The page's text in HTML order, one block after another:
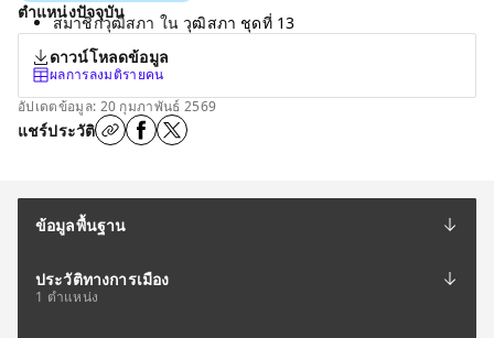
ตำแหน่งปัจจุบัน
สมาชิกวุฒิสภา ในวุฒิสภา ชุดที่ 13
ดาวน์โหลดข้อมูล
ผลการลงมติรายคน
อัปเดตข้อมูล: 20 กุมภาพันธ์ 2569
แชร์ประวัติ
ข้อมูลพื้นฐาน
ประวัติทางการเมือง
1 ตำแหน่ง